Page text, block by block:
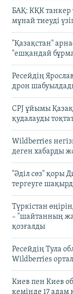
БАҚ: КҚК танкер
мұнай тиеуді
"Қазақстан"
"ешқандай
Ресейдің
дрон
CPJ ұйымы
қудалауды
Wildberries
деген хабарды
"Әділ сөз" қоры
тергеуге
Түркістан
– "шайтанның
қозғалды
Ресейдің Тула
Wildberries
Киев пен Киев
кемінде 17 адам